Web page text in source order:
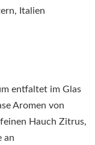
entfaltet im Glas
Aromen von
Hauch Zitrus,
an
Italien